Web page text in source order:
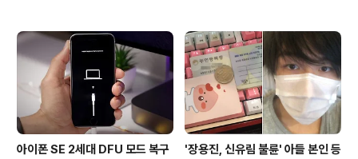
아이폰 SE 2세대 DFU 모드 복구
'장용진, 신유림 불륜' 아들 본인 등